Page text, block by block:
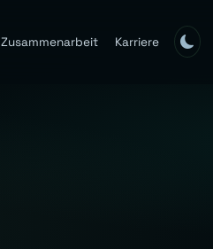
Zusammenarbeit Karriere